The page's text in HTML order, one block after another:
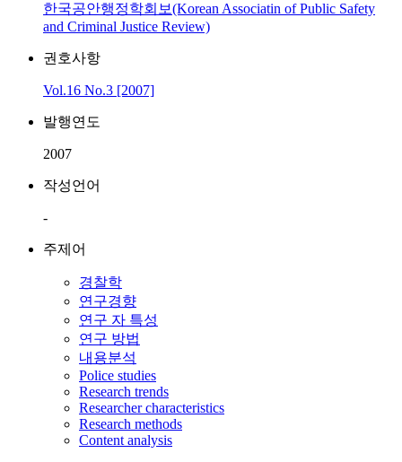
한국공안행정학회보(Korean Associatin of Public Safety
and Criminal Justice Review)
권호사항
Vol.16 No.3 [2007]
발행연도
2007
작성언어
-
주제어
경찰학
연구경향
연구 자 특성
연구 방법
내용분석
Police studies
Research trends
Researcher characteristics
Research methods
Content analysis